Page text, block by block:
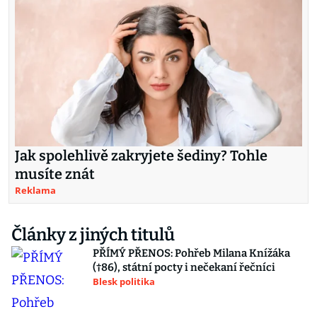
Jak spolehlivě zakryjete šediny? Tohle
musíte znát
Reklama
Články z jiných titulů
PŘÍMÝ PŘENOS: Pohřeb Milana Knížáka
(†86), státní pocty i nečekaní řečníci
Blesk politika